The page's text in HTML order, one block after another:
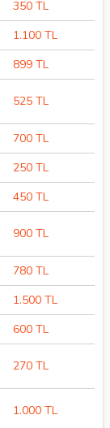
350 TL
1.100 TL
899 TL
525 TL
700 TL
250 TL
450 TL
900 TL
780 TL
1.500 TL
600 TL
270 TL
1.000 TL